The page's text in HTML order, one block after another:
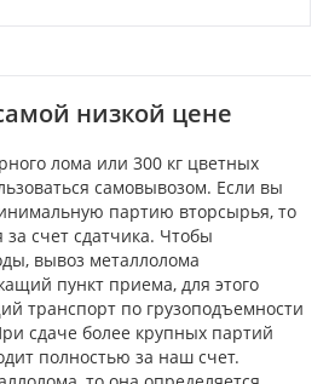
низкой цене
лома или 300 кг цветных
самовывозом. Если вы
партию вторсырья, то
за счет сдатчика. Чтобы
вывоз металлолома
пункт приема, для этого
транспорт по грузоподъемности
сдаче более крупных партий
полностью за наш счет.